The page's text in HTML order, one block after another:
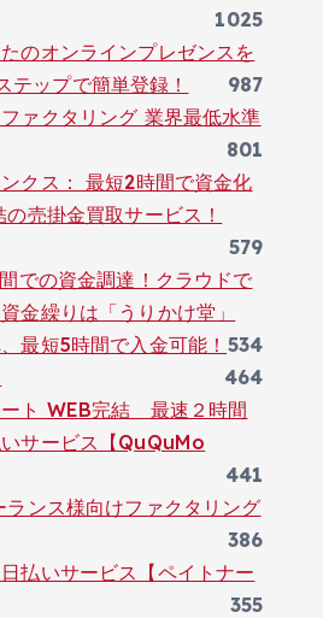
1025
のオンラインプレゼンスを
ップで簡単登録！
987
ァクタリング 業界最低水準
801
クス： 最短2時間で資金化
売掛金買取サービス！
579
での資金調達！クラウドで
金繰りは「うりかけ堂」
534
最短5時間で入金可能！
464
ト WEB完結 最速２時間
サービス【QuQuMo
441
ンス様向けファクタリング
386
払いサービス【ペイトナー
355